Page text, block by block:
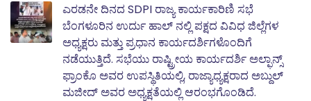
ಎರಡನೇ ದಿನದ SDPI ರಾಜ್ಯ ಕಾರ್ಯಕಾರಿಣಿ ಸಭೆ
ಬೆಂಗಳೂರಿನ ಉರ್ದು ಹಾಲ್ ನಲ್ಲಿ ಪಕ್ಷದ ವಿವಿಧ ಜಿಲ್ಲೆಗಳ
ಅಧ್ಯಕ್ಷರು ಮತ್ತು ಪ್ರಧಾನ ಕಾರ್ಯದರ್ಶಿಗಳೊಂದಿಗೆ
ನಡೆಯುತ್ತಿದೆ. ಸಭೆಯು ರಾಷ್ಟ್ರೀಯ ಕಾರ್ಯದರ್ಶಿ ಅಲ್ಫಾನ್ಸ್
ಫ್ರಾಂಕೊ ಅವರ ಉಪಸ್ಥಿತಿಯಲ್ಲಿ, ರಾಜ್ಯಾಧ್ಯಕ್ಷರಾದ ಅಬ್ದುಲ್‌
ಮಜೀದ್‌ ಅವರ ಅಧ್ಯಕ್ಷತೆಯಲ್ಲಿ ಆರಂಭಗೊಂಡಿದೆ.